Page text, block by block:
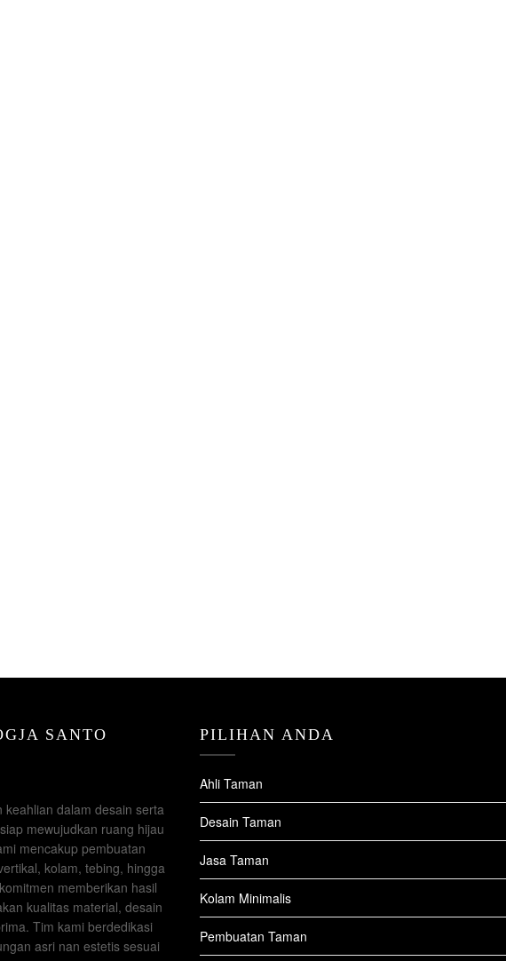
SANTO
keahlian dalam desain serta
mewujudkan ruang hijau
mencakup pembuatan
kolam, tebing, hingga
memberikan hasil
kualitas material, desain
Tim kami berdedikasi
asri nan estetis sesuai
PILIHAN ANDA
Ahli Taman
Desain Taman
Jasa Taman
Kolam Minimalis
Pembuatan Taman